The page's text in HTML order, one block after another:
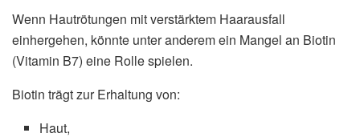
Wenn Hautrötungen mit verstärktem Haarausfall
einhergehen, könnte unter anderem ein Mangel an Biotin
(Vitamin B7) eine Rolle spielen.
Biotin trägt zur Erhaltung von:
Haut,